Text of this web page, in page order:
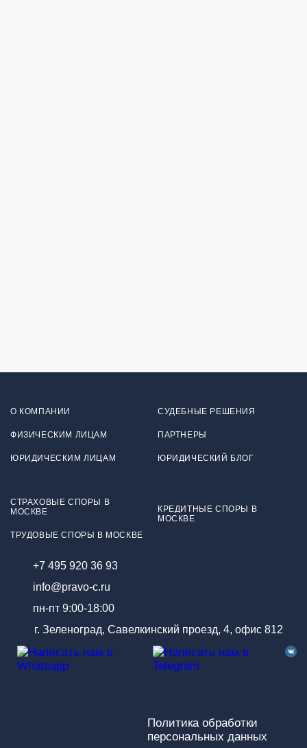
О КОМПАНИИ
ФИЗИЧЕСКИМ ЛИЦАМ
ЮРИДИЧЕСКИМ ЛИЦАМ
СУДЕБНЫЕ РЕШЕНИЯ
ПАРТНЕРЫ
ЮРИДИЧЕСКИЙ БЛОГ
СТРАХОВЫЕ СПОРЫ В
МОСКВЕ
ТРУДОВЫЕ СПОРЫ В МОСКВЕ
КРЕДИТНЫЕ СПОРЫ В
МОСКВЕ
+7 495 920 36 93
info@pravo-c.ru
пн-пт 9:00-18:00
г. Зеленоград, Савелкинский проезд, 4, офис 812
Политика обработки
персональных данных